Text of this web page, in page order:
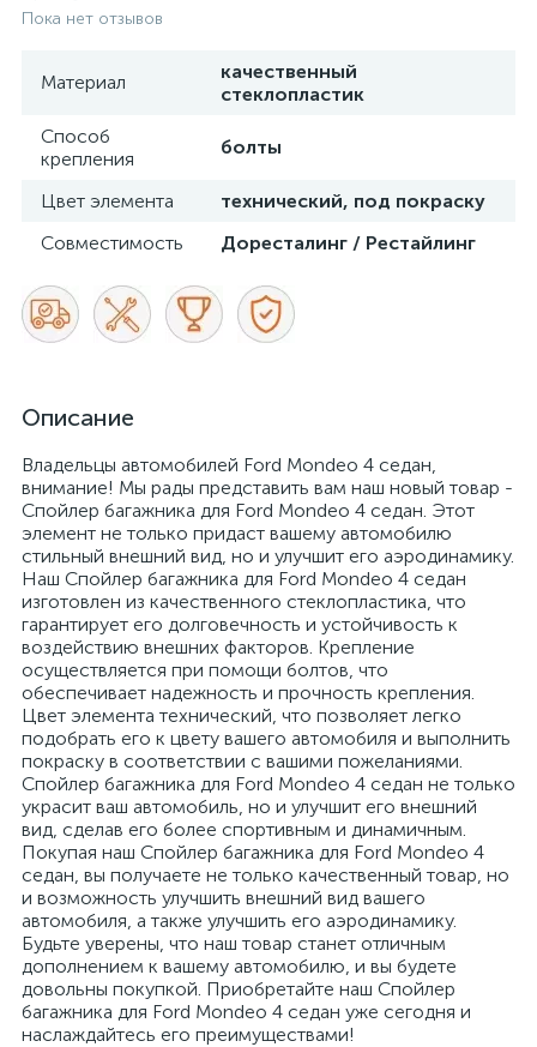
Пока нет отзывов
Материал
качественный
стеклопластик
Способ
крепления
болты
Цвет элемента
технический, под покраску
Совместимость
Доресталинг / Рестайлинг
Описание
Владельцы автомобилей Ford Mondeo 4 седан,
внимание! Мы рады представить вам наш новый товар -
Спойлер багажника для Ford Mondeo 4 седан. Этот
элемент не только придаст вашему автомобилю
стильный внешний вид, но и улучшит его аэродинамику.
Наш Спойлер багажника для Ford Mondeo 4 седан
изготовлен из качественного стеклопластика, что
гарантирует его долговечность и устойчивость к
воздействию внешних факторов. Крепление
осуществляется при помощи болтов, что
обеспечивает надежность и прочность крепления.
Цвет элемента технический, что позволяет легко
подобрать его к цвету вашего автомобиля и выполнить
покраску в соответствии с вашими пожеланиями.
Спойлер багажника для Ford Mondeo 4 седан не только
украсит ваш автомобиль, но и улучшит его внешний
вид, сделав его более спортивным и динамичным.
Покупая наш Спойлер багажника для Ford Mondeo 4
седан, вы получаете не только качественный товар, но
и возможность улучшить внешний вид вашего
автомобиля, а также улучшить его аэродинамику.
Будьте уверены, что наш товар станет отличным
дополнением к вашему автомобилю, и вы будете
довольны покупкой. Приобретайте наш Спойлер
багажника для Ford Mondeo 4 седан уже сегодня и
наслаждайтесь его преимуществами!